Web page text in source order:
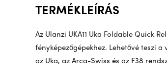
TERMÉKLEÍRÁS
Az Ulanzi UKA11 Uka Foldable Quick
fényképezőgépekhez. Lehetővé teszi
az Uka, az Arca-Swiss és az F38